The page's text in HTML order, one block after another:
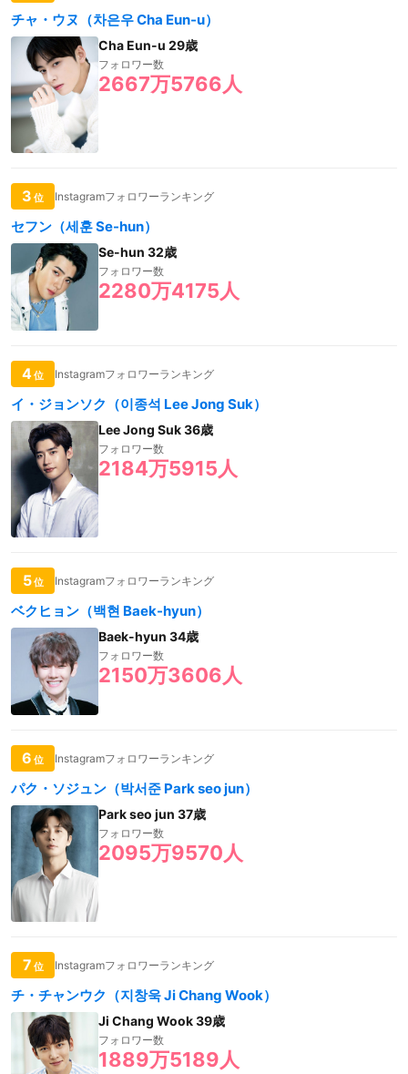
チャ・ウヌ（차은우 Cha Eun-u）
Cha Eun-u 29歳
フォロワー数
2667万5766人
3 位 Instagramフォロワーランキング
セフン（세훈 Se-hun）
Se-hun 32歳
フォロワー数
2280万4175人
4位 Instagramフォロワーランキング
イ・ジョンソク（이종석 Lee Jong Suk）
Lee Jong Suk 36歳
フォロワー数
2184万5915人
5位 Instagramフォロワーランキング
ベクヒョン（백현 Baek-hyun）
Baek-hyun 34歳
フォロワー数
2150万3606人
6 位 Instagramフォロワーランキング
パク・ソジュン（박서준 Park seo jun）
Park seo jun 37歳
フォロワー数
2095万9570人
7 位 Instagramフォロワーランキング
チ・チャンウク（지창욱 Ji Chang Wook）
Ji Chang Wook 39歳
フォロワー数
1889万5189人